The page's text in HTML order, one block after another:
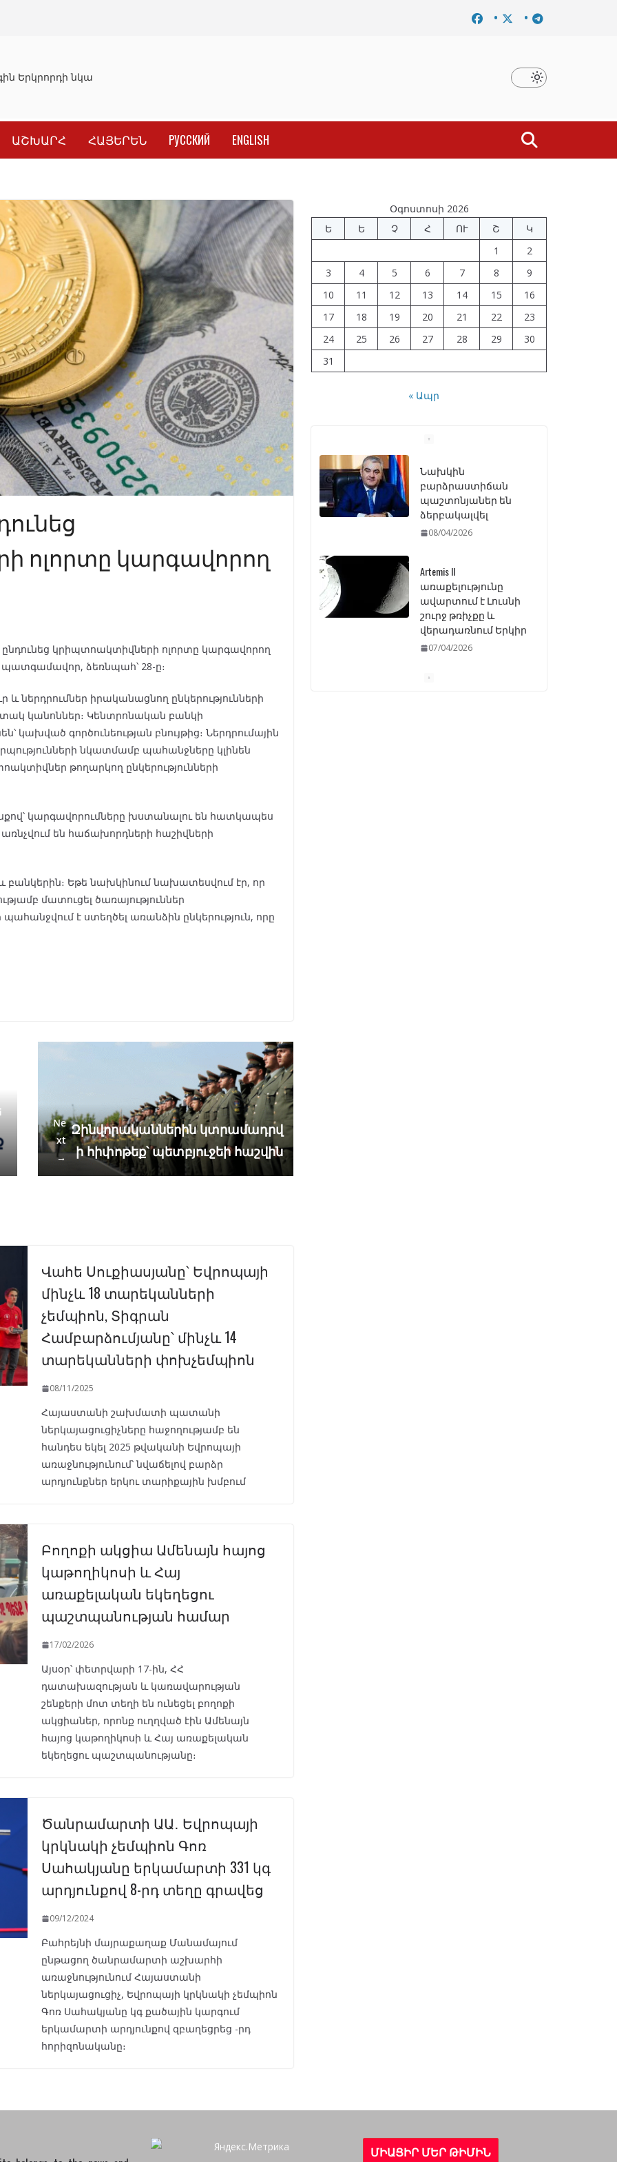
նկատմամբ սահմանափակման վերացման որոշումը Նախկին բարձրաստիճան պաշտոնյաներ են
ԱՇԽԱՐՀ ՀԱՅԵՐԵՆ РУССКИЙ ENGLISH
ոլորտը կարգավորող
կրիպտոակտիվների ոլորտը կարգավորող
ձեռնպահ՝ 28-ը։
ներդրումներ իրականացնող ընկերությունների
կանոններ։ Կենտրոնական բանկի
կախված գործունեության բնույթից։ Ներդրումային
նկատմամբ պահանջները կլինեն
թողարկող ընկերությունների
կարգավորումները խստանալու են հատկապես
առնչվում են հաճախորդների հաշիվների
բանկերին։ Եթե նախկինում նախատեսվում էր, որ
մատուցել ծառայություններ
է ստեղծել առանձին ընկերություն, որը
Ne
xt
→
Զինվորականներին կտրամադրվ
ի հիփոթեք՝ պետբյուջեի հաշվին
Վահե Սուքիասյանը՝ Եվրոպայի
մինչև 18 տարեկանների
չեմպիոն, Տիգրան
Համբարձումյանը՝ մինչև 14
տարեկանների փոխչեմպիոն
08/11/2025
Հայաստանի շախմատի պատանի
ներկայացուցիչները հաջողությամբ են
հանդես եկել 2025 թվականի Եվրոպայի
առաջնությունում՝ նվաճելով բարձր
արդյունքներ երկու տարիքային խմբում
Բողոքի ակցիա Ամենայն հայոց
կաթողիկոսի և Հայ
առաքելական եկեղեցու
պաշտպանության համար
17/02/2026
Այսօր՝ փետրվարի 17-ին, ՀՀ
դատախազության և կառավարության
շենքերի մոտ տեղի են ունեցել բողոքի
ակցիաներ, որոնք ուղղված էին Ամենայն
հայոց կաթողիկոսի և Հայ առաքելական
եկեղեցու պաշտպանությանը։
Ծանրամարտի ԱԱ․ Եվրոպայի
կրկնակի չեմպիոն Գոռ
Սահակյանը երկամարտի 331 կգ
արդյունքով 8-րդ տեղը գրավեց
09/12/2024
Բահրեյնի մայրաքաղաք Մանամայում
ընթացող ծանրամարտի աշխարհի
առաջնությունում Հայաստանի
ներկայացուցիչ, Եվրոպայի կրկնակի չեմպիոն
Գոռ Սահակյանը կգ քածային կարգում
երկամարտի արդյունքով զբաղեցրեց -րդ
հորիզոնականը։
Օգոստոսի 2026
Ե
Ե Չ Հ ՈՒ Շ
Կ
1
2
3
4 5 6 7 8
9
10
11 12 13 14 15
16
17
18 19 20 21 22
23
24
25 26 27 28 29
30
31
« Ապր
Նախկին
բարձրաստիճան
պաշտոնյաներ են
ձերբակալվել
08/04/2026
Artemis II
առաքելությունը
ավարտում է Լուսնի
շուրջ թռիչքը և
վերադառնում Երկիր
07/04/2026
ՄԻԱՑԻՐ ՄԵՐ ԹԻՄԻՆ